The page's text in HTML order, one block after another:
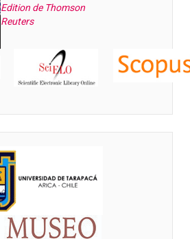
Edition de Thomson
Reuters